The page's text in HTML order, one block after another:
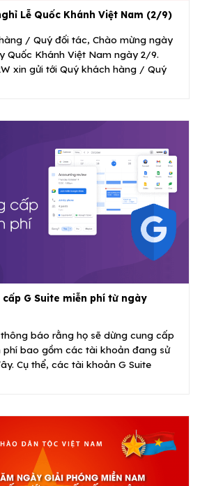
Lễ Quốc Khánh Việt Nam (2/9)
/ Quý đối tác, Chào mừng ngày
Quốc Khánh Việt Nam ngày 2/9.
xin gửi tới Quý khách hàng / Quý
G Suite miễn phí từ ngày
báo rằng họ sẽ dừng cung cấp
phí bao gồm các tài khoản đang sử
Cụ thể, các tài khoản G Suite